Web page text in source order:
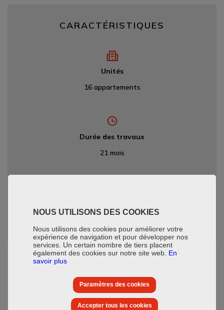
CARACTÉRISTIQUES
Unités
16 appartements
Durée des travaux
21 mois
Juillet 2022
NOUS UTILISONS DES COOKIES
Nous utilisons des cookies pour améliorer votre
expérience de navigation et pour développer nos
services. Un certain nombre de tiers placent
également des cookies sur notre site web. En
savoir plus
Paramètres des cookies
Accepter tous les cookies